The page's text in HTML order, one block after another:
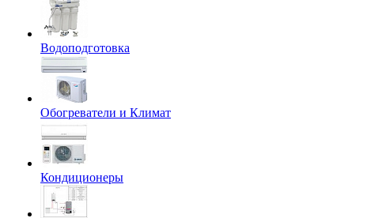
Водоподготовка
Обогреватели и Климат
Кондиционеры